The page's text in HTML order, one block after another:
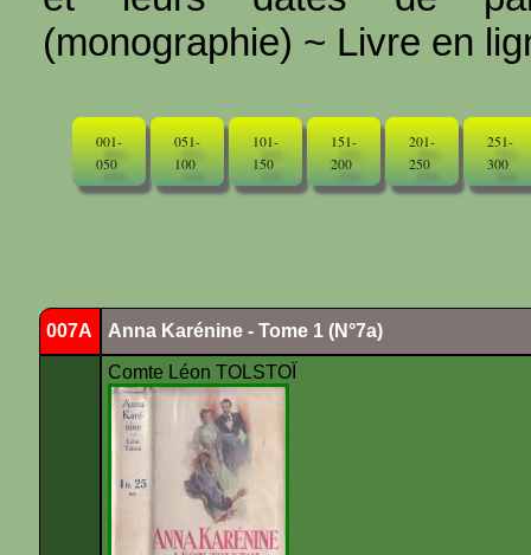
(monographie) ~ Livre en
001-
050
051-
100
101-
150
151-
200
201-
250
251-
300
007A Anna Karénine - Tome 1 (N°7a)
Comte Léon TOLSTOÏ